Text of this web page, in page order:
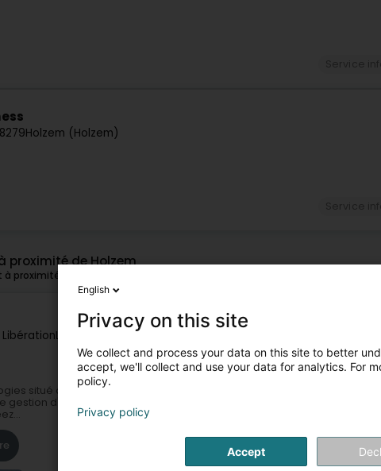
Holzem (Holzem)
proximité de Holzem
proximité de Holzem et pourraient également vous convenir.
L-8245 Mamer (Mamer)
situé à Mamer vous propose conseil, la gestion, création, formation
gestion d'entreprise Du devis à la facture - ne perdez pas de vue votre
English
Privacy on this site
We collect and process your data on this site to better
accept, we'll collect and use your data for analytics. For
policy.
Privacy policy
Accept